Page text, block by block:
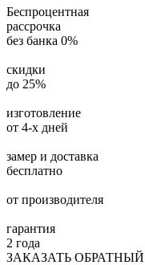
Беспроцентная
рассрочка
без банка 0%
скидки
до 25%
изготовление
от 4-х дней
замер и доставка
бесплатно
от производителя
гарантия
2 года
ЗАКАЗАТЬ